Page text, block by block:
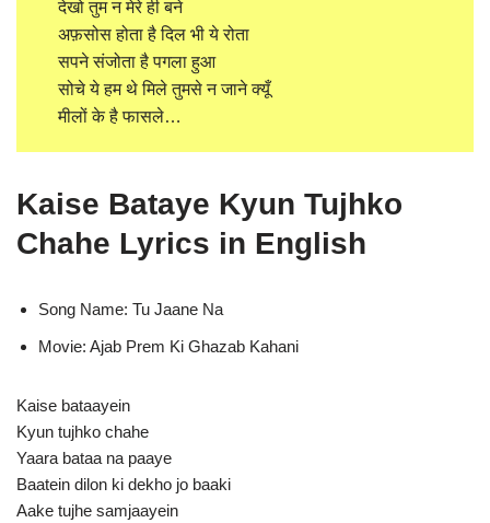
देखो तुम न मेरे ही बने
अफ़सोस होता है दिल भी ये रोता
सपने संजोता है पगला हुआ
सोचे ये हम थे मिले तुमसे न जाने क्यूँ
मीलों के है फासले…
Kaise Bataye Kyun Tujhko
Chahe Lyrics in English
Song Name: Tu Jaane Na
Movie: Ajab Prem Ki Ghazab Kahani
Kaise bataayein
Kyun tujhko chahe
Yaara bataa na paaye
Baatein dilon ki dekho jo baaki
Aake tujhe samjaayein